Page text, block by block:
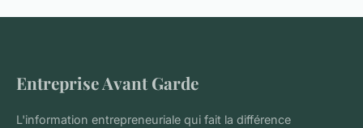
Entreprise Avant Garde
L'information entrepreneuriale qui fait la différence